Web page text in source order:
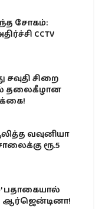
சோகம்:
CCTV
சவுதி சிறை
தலைகீழான
வவுனியா
ரூ.5
பதாகையால்
ஆர்ஜென்டினா!